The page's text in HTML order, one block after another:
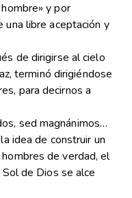
y por
una libre aceptación y
de dirigirse al cielo
terminó dirigiéndose
para decirnos a
sed magnánimos…
idea de construir un
de verdad, el
de Dios se alce